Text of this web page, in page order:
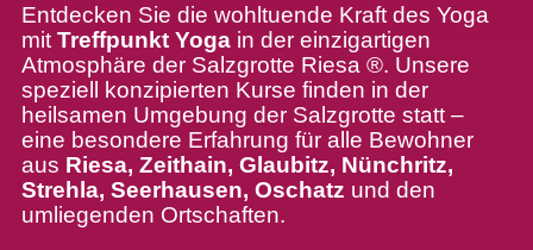
Entdecken Sie die wohltuende Kraft des Yoga
mit Treffpunkt Yogain der einzigartigen
Atmosphäre der Salzgrotte Riesa ®. Unsere
speziell konzipierten Kurse finden in der
heilsamen Umgebung der Salzgrotte statt –
eine besondere Erfahrung für alle Bewohner
aus Riesa, Zeithain, Glaubitz, Nünchritz,
Strehla, Seerhausen, Oschatz und den
umliegenden Ortschaften.